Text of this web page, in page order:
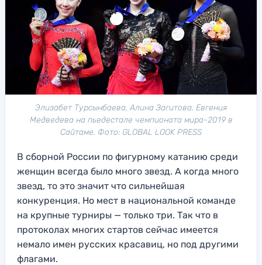
Элизабет Турсынбаева, Алина Загитова. Евгения
Медведева на пьедестале чемпионата мира-2019 в
Сайтаме. Фото: GLOBAL LOOK PRESS
В сборной России по фигурному катанию среди
женщин всегда было много звезд. А когда много
звезд, то это значит что сильнейшая
конкуренция. Но мест в национальной команде
на крупные турниры — только три. Так что в
протоколах многих стартов сейчас имеется
немало имен русских красавиц, но под другими
флагами.